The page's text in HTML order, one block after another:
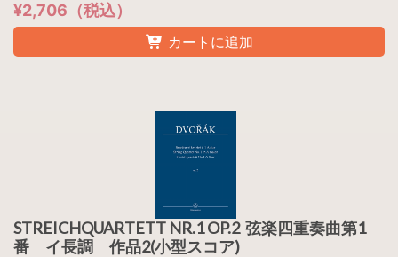
¥2,706（税込）
カートに追加
STREICHQUARTETT NR.1 OP.2 弦楽四重奏曲第1
番 イ長調 作品2(小型スコア)